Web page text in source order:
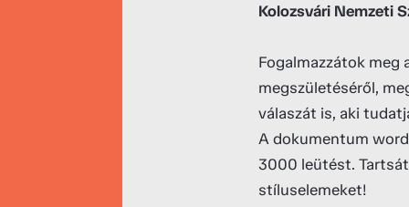
Kolozsvári Nemzeti
Fogalmazzátok meg
megszületéséről,
válaszát is, aki
A dokumentum
3000 leütést.
stíluselemeket!